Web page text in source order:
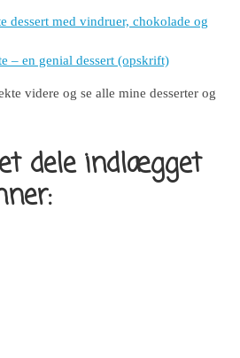
dessert med vindruer, chokolade og
– en genial dessert (opskrift)
videre og se alle mine desserter og
dele indlægget